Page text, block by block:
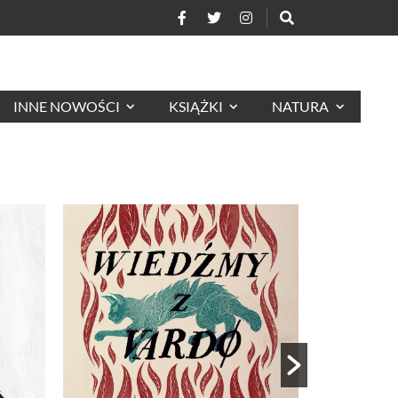
INNE NOWOŚCI KSIĄŻKI NATURA